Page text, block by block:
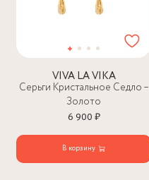
VIVA LA VIKA
Серьги Кристальное Седло –
Золото
6 900 ₽
В корзину